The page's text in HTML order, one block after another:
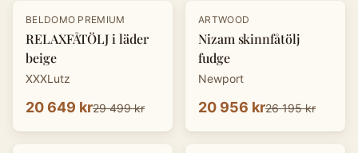
-30 %
BELDOMO PREMIUM
RELAXFÅTÖLJ i läder
beige
XXXLutz
20 649 kr29 499 kr
-20%
ARTWOOD
Nizam skinnfåtölj
fudge
Newport
20 956 kr26 195 kr